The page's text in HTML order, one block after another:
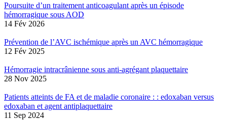
Poursuite d’un traitement anticoagulant après un épisode
hémorragique sous AOD
14 Fév 2026
Prévention de l’AVC ischémique après un AVC hémorragique
12 Fév 2025
Hémorragie intracrânienne sous anti-agrégant plaquettaire
28 Nov 2025
Patients atteints de FA et de maladie coronaire : : edoxaban versus
edoxaban et agent antiplaquettaire
11 Sep 2024